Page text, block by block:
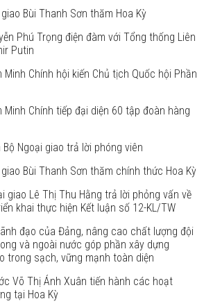
Bùi Thanh Sơn thăm Hoa Kỳ
Phú Trọng điện đàm với Tổng thống Liên
Putin
Chính hội kiến Chủ tịch Quốc hội Phần
Minh Chính tiếp đại diện 60 tập đoàn hàng
Ngoại giao trả lời phóng viên
Bùi Thanh Sơn thăm chính thức Hoa Kỳ
giao Lê Thị Thu Hằng trả lời phỏng vấn về
khai thực hiện Kết luận số 12-KL/TW
đạo của Đảng, nâng cao chất lượng đội
và ngoài nước góp phần xây dựng
trong sạch, vững mạnh toàn diện
Võ Thị Ánh Xuân tiến hành các hoạt
tại Hoa Kỳ